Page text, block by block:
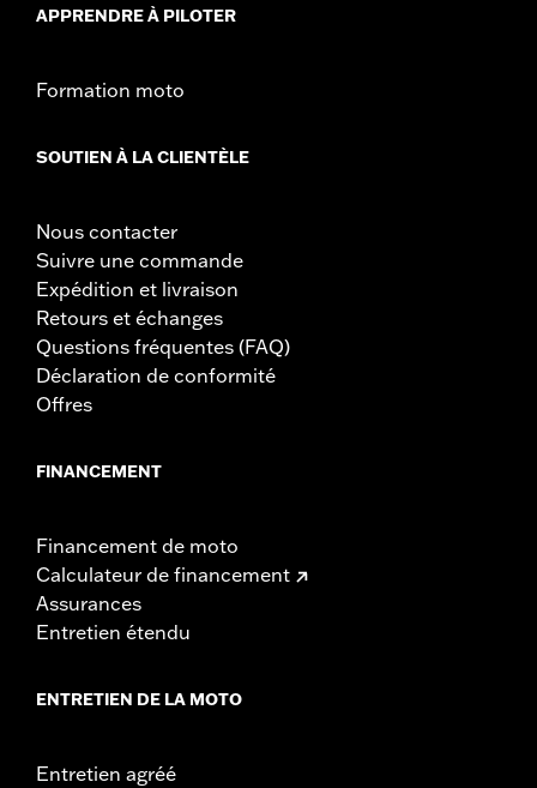
APPRENDRE À PILOTER
Formation moto
SOUTIEN À LA CLIENTÈLE
Nous contacter
Suivre une commande
Expédition et livraison
Retours et échanges
Questions fréquentes (FAQ)
Déclaration de conformité
Offres
FINANCEMENT
Financement de moto
Calculateur de financement
Assurances
Entretien étendu
ENTRETIEN DE LA MOTO
Entretien agréé